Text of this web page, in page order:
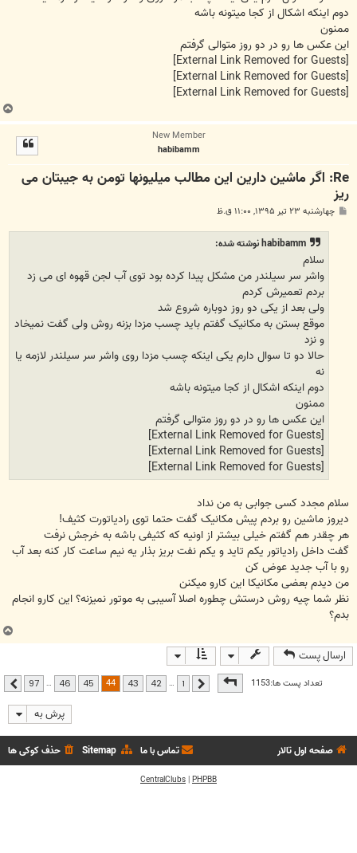
دوم اینکه اشکال از کجا میتونه باشه
ممنون
این عکس ها رو در دو روز متوالی گرفتم
ب
ا
New Member
habibamm
Re: اگر ماشین دارین این مطالب میلیونها تومن به جیبتان می
ریز
پ چهارشنبه ۲۳ تیر ۱۳۹۵, ۱۱:۰۰ ق.ظ
habibamm نوشته شده:
سلام
واشر سر سیلندر من مشکل پیدا کرده بود توی آب لجن قهوه ای می زد
بردم تعمیرش کردم
ولی بعد از یکی دو روز دوباره شروع شد
موقع بستن به مکانیک گفتم باید چسب مزدا بزنه روش ولی گفت نمیخاد
و نزد
حالا دو تا سوال دارم یکی اینکه چسب مزدا روی واشر سر سیلندر لازمه یا
نه
دوم اینکه اشکال از کجا میتونه باشه
ممنون
این عکس ها رو در دو روز متوالی گرفتم
سلام مجدد کسی جوابی به من نداد
دیروز ماشین رو بردم پیش مکانیک گفت حتما توی رادیاتورت کثیف!
هر چقدر هم گفتم خیلی بیشتر از اونیه که کثیفی باشه به خرجش نرفت
گفت داخل رادیاتور یکم تاید و یکم نفت بریز بذار یه نیم ساعت کار کنه بعد آب
رو با آب جدید عوض کن
من دیدم بعضی مکانیکا این کارو میکنن
نظر شما چیه روش درستش چطوره اصلا آسیبی به موتور نمیزنه؟ این کارو انجام
بدم؟
ب
ا
ارسال پست
تعداد پست ها:1153صفحه44 از97 قبلی …
42
43
44
45
46
…
97 بعدی
پرش به
صفحه اول تالار حذف کوکی ها Sitemap تماس با ما
PHPBB
|
CentralClubs